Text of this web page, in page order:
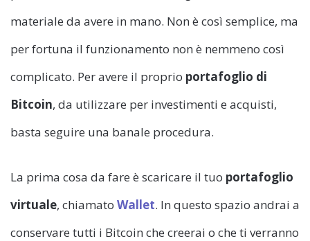
materiale da avere in mano. Non è così semplice, ma
per fortuna il funzionamento non è nemmeno così
complicato. Per avere il proprio portafoglio di
Bitcoin, da utilizzare per investimenti e acquisti,
basta seguire una banale procedura.
La prima cosa da fare è scaricare il tuo portafoglio
virtuale, chiamato Wallet. In questo spazio andrai a
conservare tutti i Bitcoin che creerai o che ti verranno